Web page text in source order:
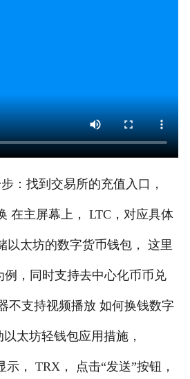
：找到交易所的充值入口，
在主屏幕上， LTC，对应具体
以太坊的数字货币钱包， 这里
例，同时支持去中心化币币兑
不支持视频播放 如何换钱数字
太坊轻钱包应用措施，
， TRX， 点击“发送”按钮，